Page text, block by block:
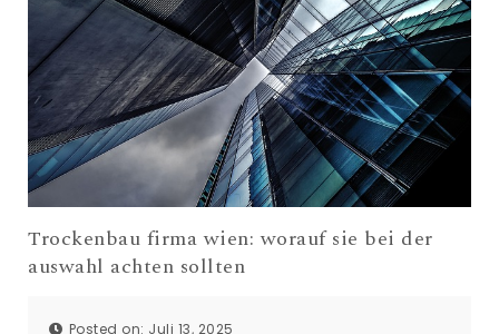
Trockenbau firma wien: worauf sie bei der
auswahl achten sollten
Posted on: Juli 13, 2025